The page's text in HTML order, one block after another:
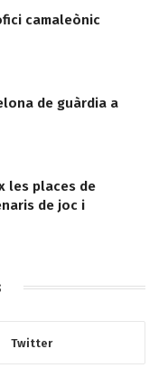
camaleònic
de guàrdia a
les places de
de joc i
Twitter